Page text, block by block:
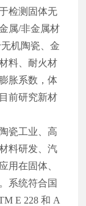
检测固体无
属/非金属材
机陶瓷、金
料、耐火材
胀系数，体
前研究新材
瓷工业、高
料研发、汽
用在固体、
系统符合国
E 228 和 A